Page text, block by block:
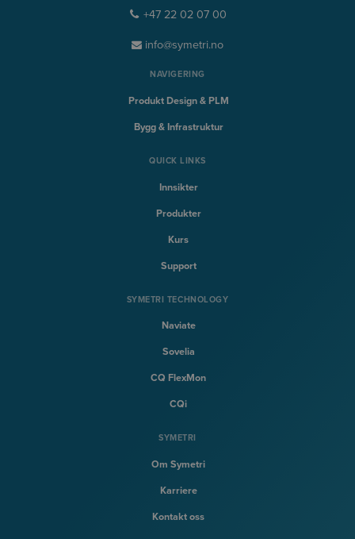
+47 22 02 07 00
info@symetri.no
NAVIGERING
Produkt Design & PLM
Bygg & Infrastruktur
QUICK LINKS
Innsikter
Produkter
Kurs
Support
SYMETRI TECHNOLOGY
Naviate
Sovelia
CQ FlexMon
CQi
SYMETRI
Om Symetri
Karriere
Kontakt oss